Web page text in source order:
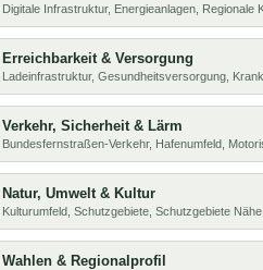
Digitale Infrastruktur, Energieanlagen, Regionale
Erreichbarkeit & Versorgung
Ladeinfrastruktur, Gesundheitsversorgung,
Verkehr, Sicherheit & Lärm
Bundesfernstraßen-Verkehr, Hafenumfeld,
Natur, Umwelt & Kultur
Kulturumfeld, Schutzgebiete, Schutzgebiete Nähe
Wahlen & Regionalprofil